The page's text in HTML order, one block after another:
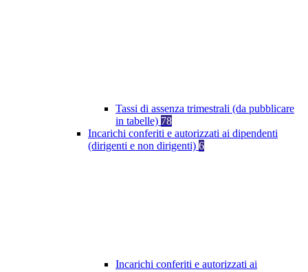
Tassi di assenza trimestrali (da pubblicare
in tabelle) 78
Incarichi conferiti e autorizzati ai dipendenti
(dirigenti e non dirigenti) 6
Incarichi conferiti e autorizzati ai